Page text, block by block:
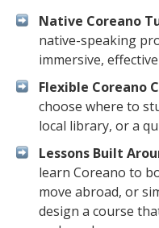
Native Coreano
native-speaking
immersive,
Flexible Coreano
choose where to
local library, or a
Lessons Built
learn Coreano to
move abroad, or
design a course